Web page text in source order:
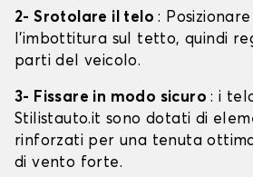
2- Srotolare il telo:
l'imbottitura sul tetto, quindi
parti del veicolo.
3- Fissare in modo sicuro: i
Stilistauto.it sono dotati di
rinforzati per una tenuta
di vento forte.